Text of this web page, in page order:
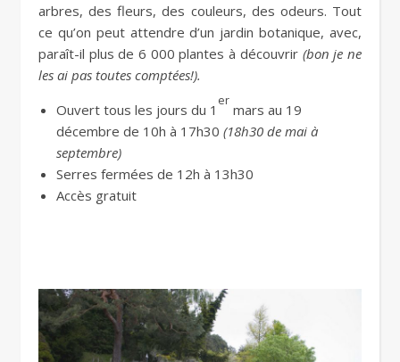
arbres, des fleurs, des couleurs, des odeurs. Tout
ce qu’on peut attendre d’un jardin botanique, avec,
paraît-il plus de 6 000 plantes à découvrir (bon je ne
les ai pas toutes comptées!).
Ouvert tous les jours du 1
er
mars au 19
décembre de 10h à 17h30 (18h30 de mai à
septembre)
Serres fermées de 12h à 13h30
Accès gratuit